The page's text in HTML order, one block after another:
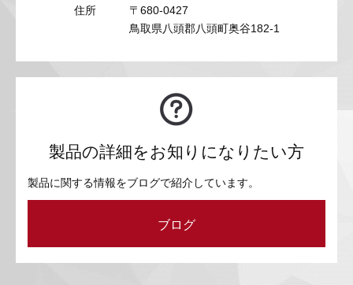
住所
〒680-0427
鳥取県八頭郡八頭町奥谷182-1
製品の詳細をお知りになりたい方
製品に関する情報をブログで紹介しています。
ブログ